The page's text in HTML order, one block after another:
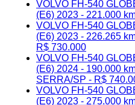
VOLVO FH-540
(E6) 2023 - 221.000
VOLVO FH-540
(E6) 2023 - 226.265
R$ 730.000
VOLVO FH-540
(E6) 2024 - 190.000
SERRA/SP - R$
VOLVO FH-540
(E6) 2023 - 275.000